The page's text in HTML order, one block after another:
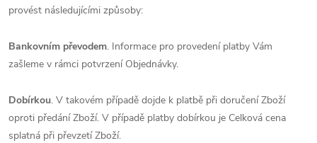
provést následujícími způsoby:
Bankovním převodem. Informace pro provedení platby Vám
zašleme v rámci potvrzení Objednávky.
Dobírkou. V takovém případě dojde k platbě při doručení Zboží
oproti předání Zboží. V případě platby dobírkou je Celková cena
splatná při převzetí Zboží.